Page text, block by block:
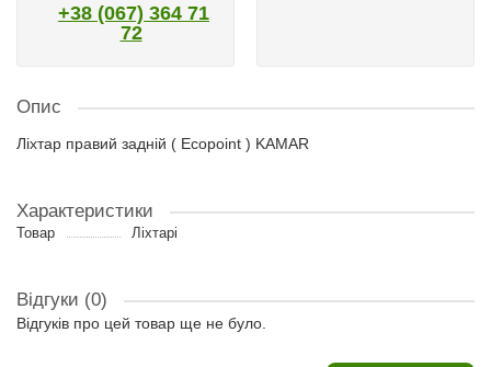
+38 (067) 364 71
72
Опис
Ліхтар правий задній ( Ecopoint ) KAMAR
Характеристики
Товар Ліхтарі
Відгуки (0)
Відгуків про цей товар ще не було.